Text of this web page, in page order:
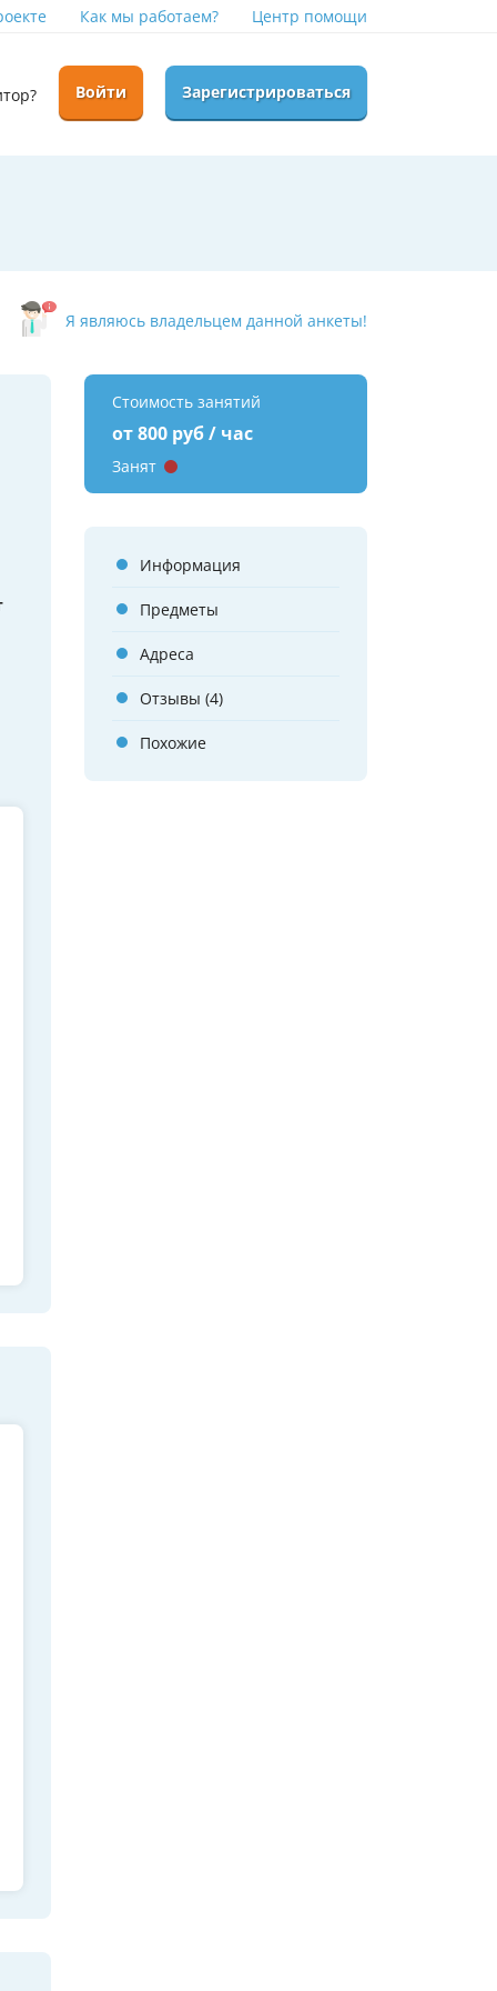
Как мы работаем? Центр помощи
Войти Зарегистрироваться
Я являюсь владельцем данной анкеты!
Стоимость занятий
от 800 руб / час
Занят
Информация
Предметы
Адреса
Отзывы (4)
Похожие